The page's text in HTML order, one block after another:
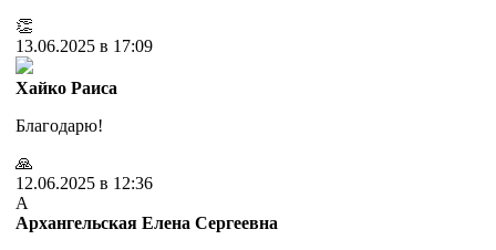
👏
13.06.2025 в 17:09
Хайко Раиса
Благодарю!
🙏
12.06.2025 в 12:36
А
Архангельская Елена Сергеевна